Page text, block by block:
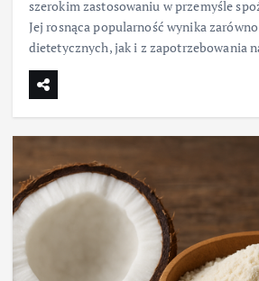
szerokim zastosowaniu w przemyśle
Jej rosnąca popularność wynika
dietetycznych, jak i z zapotrzebowania